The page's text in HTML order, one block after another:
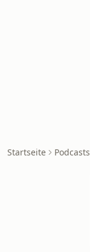
Startseite Podcasts